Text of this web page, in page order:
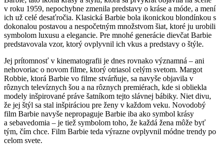
v roku 1959, nepochybne zmenila predstavy o kráse a móde, a mení
ich už celé desaťročia. Klasická Barbie bola ikonickou blondínkou s
dokonalou postavou a nespočetným množstvom šiat, ktoré ju urobili
symbolom luxusu a elegancie. Pre mnohé generácie dievčat Barbie
predstavovala vzor, ktorý ovplyvnil ich vkus a predstavy o štýle.
Jej prítomnosť v kinematografii je dnes rovnako významná – ani
nehovoriac o novom filme, ktorý otriasol celým svetom. Margot
Robbie, ktorá Barbie vo filme stvárňuje, sa navyše objavila v
rôznych televíznych šou a na rôznych premiérach, kde si obliekla
modely inšpirované práve šatníkom tejto slávnej bábiky. Niet divu,
že jej štýl sa stal inšpiráciou pre ženy v každom veku. Novodobý
film Barbie navyše nepropaguje Barbie iba ako symbol krásy
a sebavedomia – je tiež symbolom toho, že každá žena môže byť
tým, čím chce. Film Barbie teda výrazne ovplyvnil módne trendy po
celom svete.